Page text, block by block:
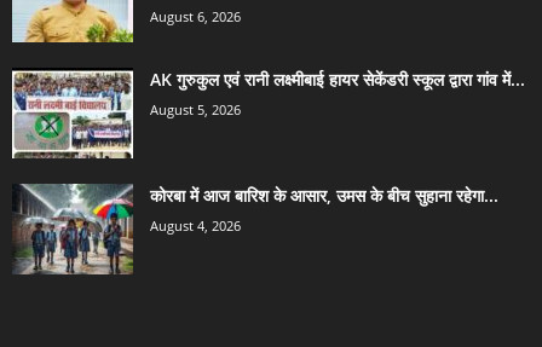
August 6, 2026
AK गुरुकुल एवं रानी लक्ष्मीबाई हायर सेकेंडरी स्कूल द्वारा गांव में...
August 5, 2026
कोरबा में आज बारिश के आसार, उमस के बीच सुहाना रहेगा...
August 4, 2026